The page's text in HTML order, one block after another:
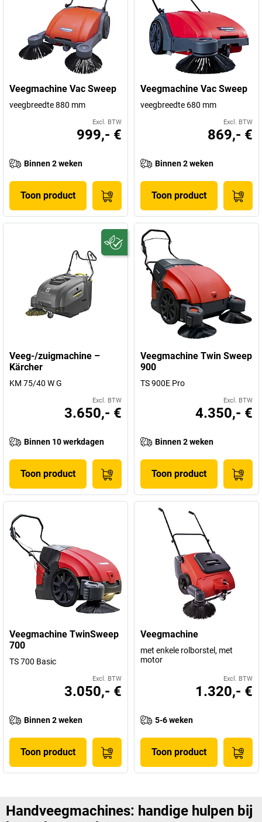
Veegmachine Vac Sweep
veegbreedte 880 mm
Excl. BTW
999,- €
Binnen 2 weken
Toon product
Veegmachine Vac Sweep
veegbreedte 680 mm
Excl. BTW
869,- €
Binnen 2 weken
Toon product
Veeg-/zuigmachine –
Kärcher
KM 75/40 W G
Excl. BTW
3.650,- €
Binnen 10 werkdagen
Toon product
Veegmachine Twin Sweep
900
TS 900E Pro
Excl. BTW
4.350,- €
Binnen 2 weken
Toon product
Veegmachine TwinSweep
700
TS 700 Basic
Excl. BTW
3.050,- €
Binnen 2 weken
Toon product
Veegmachine
met enkele rolborstel, met
motor
Excl. BTW
1.320,- €
5-6 weken
Toon product
Handveegmachines: handige hulpen bij